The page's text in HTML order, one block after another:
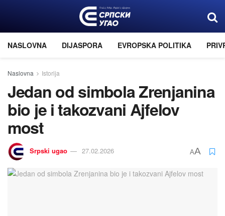
NASLOVNA DIJASPORA EVROPSKA POLITIKA
Naslovna Istorija
Jedan od simbola Zrenjanina
bio je i takozvani Ajfelov
most
Srpski ugao 27.02.2026 AA